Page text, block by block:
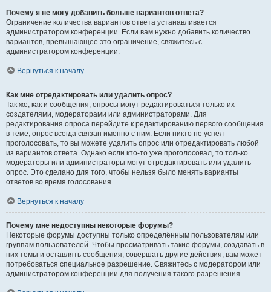
Почему я не могу добавить больше вариантов ответа?
Ограничение количества вариантов ответа устанавливается
администратором конференции. Если вам нужно добавить количество
вариантов, превышающее это ограничение, свяжитесь с
администратором конференции.
Вернуться к началу
Как мне отредактировать или удалить опрос?
Так же, как и сообщения, опросы могут редактироваться только их
создателями, модераторами или администраторами. Для
редактирования опроса перейдите к редактированию первого сообщения
в теме; опрос всегда связан именно с ним. Если никто не успел
проголосовать, то вы можете удалить опрос или отредактировать любой
из вариантов ответа. Однако если кто-то уже проголосовал, то только
модераторы или администраторы могут отредактировать или удалить
опрос. Это сделано для того, чтобы нельзя было менять варианты
ответов во время голосования.
Вернуться к началу
Почему мне недоступны некоторые форумы?
Некоторые форумы доступны только определённым пользователям или
группам пользователей. Чтобы просматривать такие форумы, создавать в
них темы и оставлять сообщения, совершать другие действия, вам может
потребоваться специальное разрешение. Свяжитесь с модератором или
администратором конференции для получения такого разрешения.